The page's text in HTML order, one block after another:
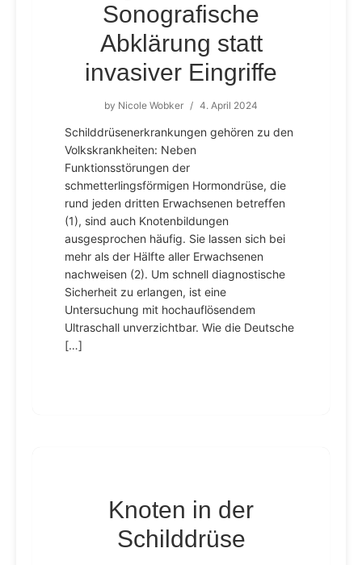
Sonografische
Abklärung statt
invasiver Eingriffe
by Nicole Wobker / 4. April 2024
Schilddrüsenerkrankungen gehören zu den
Volkskrankheiten: Neben
Funktionsstörungen der
schmetterlingsförmigen Hormondrüse, die
rund jeden dritten Erwachsenen betreffen
(1), sind auch Knotenbildungen
ausgesprochen häufig. Sie lassen sich bei
mehr als der Hälfte aller Erwachsenen
nachweisen (2). Um schnell diagnostische
Sicherheit zu erlangen, ist eine
Untersuchung mit hochauflösendem
Ultraschall unverzichtbar. Wie die Deutsche
[…]
Knoten in der
Schilddrüse